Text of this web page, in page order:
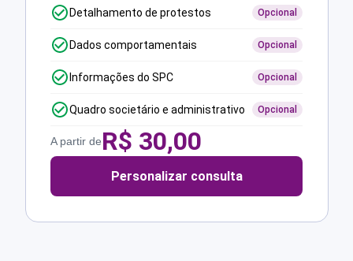
Detalhamento de protestos Opcional
Dados comportamentais Opcional
Informações do SPC Opcional
Quadro societário e administrativo Opcional
A partir deR$ 30,00
Personalizar consulta